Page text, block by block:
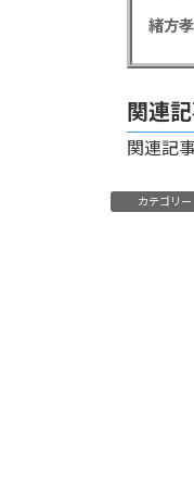
緒方
関連
関連記
カテゴリー